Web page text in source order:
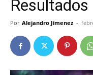
Por Alejandro Jimenez -